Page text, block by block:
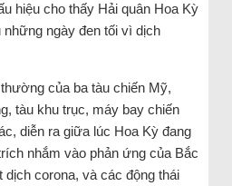
hiệu cho thấy Hải quân Hoa Kỳ
ngày đen tối vì dịch
của ba tàu chiến Mỹ,
tàu khu trục, máy bay chiến
diễn ra giữa lúc Hoa Kỳ đang
nhắm vào phản ứng của Bắc
corona, và các động thái